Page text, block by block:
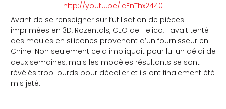
http://youtu.be/IcEnThx2440
Avant de se renseigner sur l’utilisation de pièces
imprimées en 3D, Rozentals, CEO de Helico, avait tenté
des moules en silicones provenant d’un fournisseur en
Chine. Non seulement cela impliquait pour lui un délai de
deux semaines, mais les modèles résultants se sont
révélés trop lourds pour décoller et ils ont finalement été
mis jeté.